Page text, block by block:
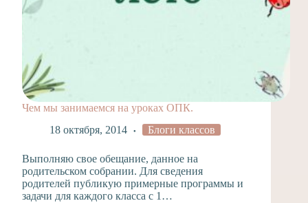
Чем мы занимаемся на уроках ОПК.
18 октября, 2014
Блоги классов
Выполняю свое обещание, данное на
родительском собрании. Для сведения
родителей публикую примерные программы и
задачи для каждого класса с 1…